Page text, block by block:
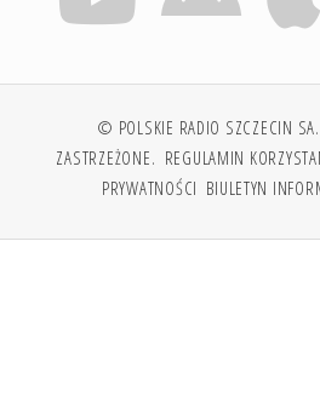
© POLSKIE RADIO SZCZECIN
ZASTRZEŻONE. REGULAMIN
PRYWATNOŚCI BIULETYN